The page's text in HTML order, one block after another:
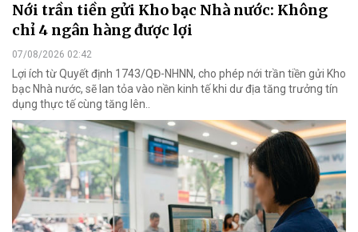
Nới trần tiền gửi Kho bạc Nhà nước: Không
chỉ 4 ngân hàng được lợi
07/08/2026 02:42
Lợi ích từ Quyết định 1743/QĐ-NHNN, cho phép nới trần tiền gửi Kho
bạc Nhà nước, sẽ lan tỏa vào nền kinh tế khi dư địa tăng trưởng tín
dụng thực tế cùng tăng lên..